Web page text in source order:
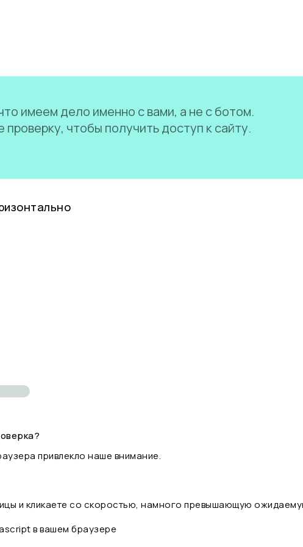
имеем дело именно с вами, а не с ботом.
чтобы получить доступ к сайту.
привлекло наше внимание.
и кликаете со скоростью, намного превышающую
в вашем браузере